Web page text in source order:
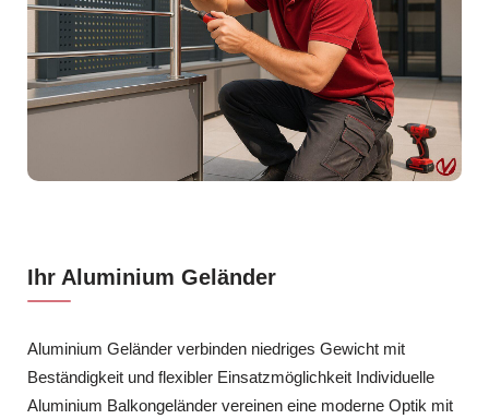
Ihr Aluminium Geländer
Aluminium Geländer verbinden niedriges Gewicht mit
Beständigkeit und flexibler Einsatzmöglichkeit Individuelle
Aluminium Balkongeländer vereinen eine moderne Optik mit